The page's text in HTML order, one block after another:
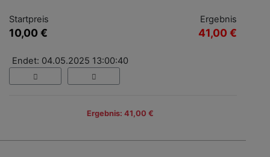
Startpreis
10,00 €
Ergebnis
41,00 €
Endet: 04.05.2025 13:00:40
Ergebnis: 41,00 €